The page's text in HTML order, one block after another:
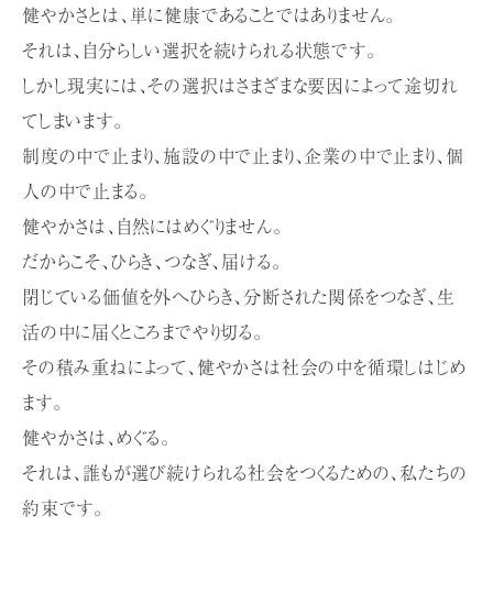
健やかさとは、単に健康であることではありません。
それは、自分らしい選択を続けられる状態です。
しかし現実には、その選択はさまざまな要因によって途切れ
てしまいます。
制度の中で止まり、施設の中で止まり、企業の中で止まり、個
人の中で止まる。
健やかさは、自然にはめぐりません。
だからこそ、ひらき、つなぎ、届ける。
閉じている価値を外へひらき、分断された関係をつなぎ、 生
活の中に届くところまでやり切る。
その積み重ねによって、健やかさは社会の中を循環しはじめ
ます。
健やかさは、めぐる。
それは、誰もが選び続けられる社会をつくるための、私たちの
約束です。
事例のご紹介